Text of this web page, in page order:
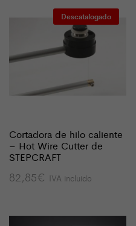
Descatalogado
Cortadora de hilo caliente
– Hot Wire Cutter de
STEPCRAFT
82,85€ IVA incluido